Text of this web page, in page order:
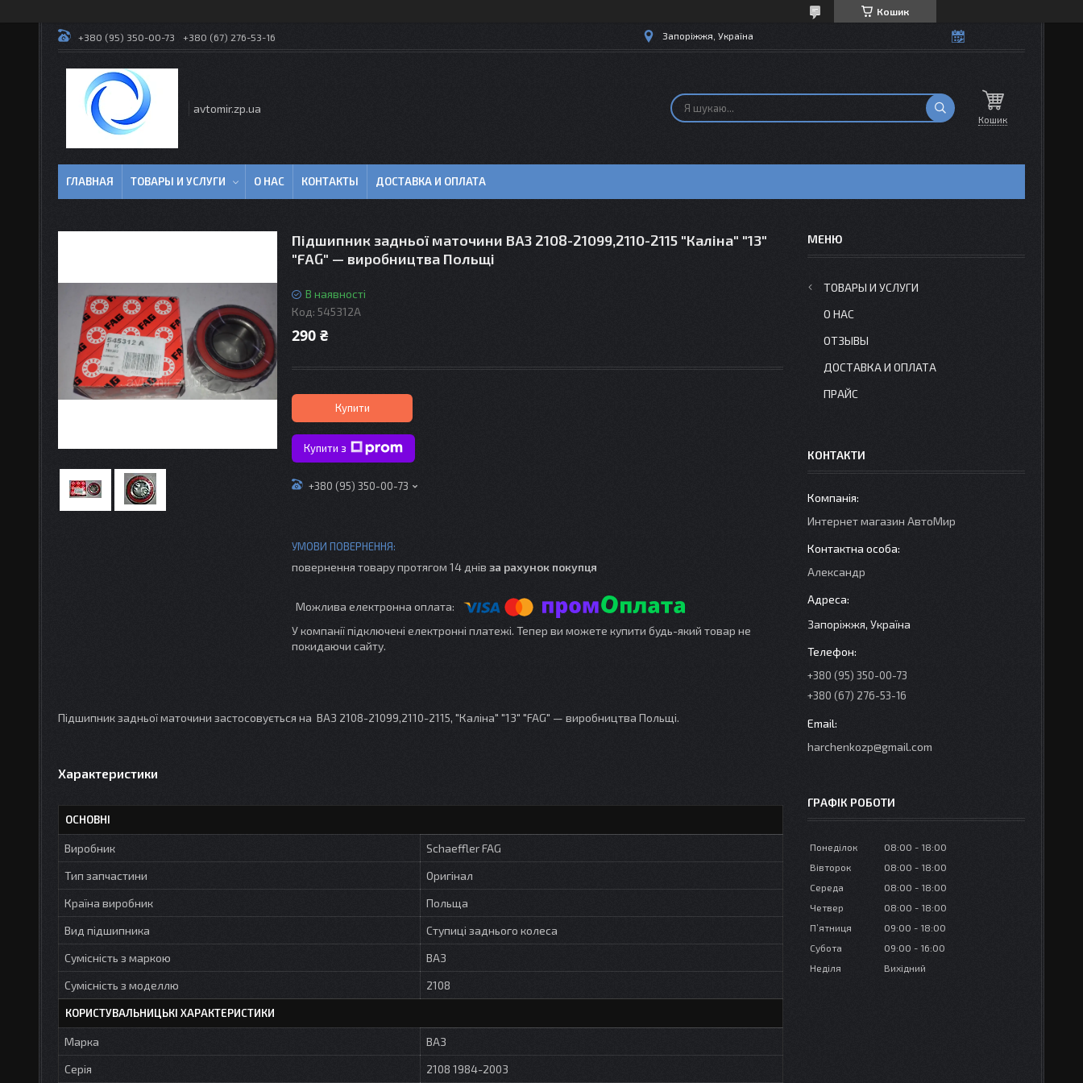
Кошик
+380 (95) 350-00-73 +380 (67) 276-53-16 Запоріжжя, Україна
avtomir.zp.ua
Кошик
ГЛАВНАЯ ТОВАРЫ И УСЛУГИ О НАС КОНТАКТЫ ДОСТАВКА И ОПЛАТА
Підшипник задньої маточини ВАЗ 2108-21099,2110-2115 "Каліна" "13"
"FAG" — виробництва Польщі
В наявності
Код: 545312А
290 ₴
Купити
Купити з
+380 (95) 350-00-73
повернення товару протягом 14 днів за рахунок покупця
У компанії підключені електронні платежі. Тепер ви можете купити будь-який товар не
покидаючи сайту.
Підшипник задньої маточини застосовується на ВАЗ 2108-21099,2110-2115, "Каліна" "13" "FAG" — виробництва Польщі.
Характеристики
ОСНОВНІ
Виробник
Schaeffler FAG
Тип запчастини
Оригінал
Країна виробник
Польща
Вид підшипника
Ступиці заднього колеса
Сумісність з маркою
ВАЗ
Сумісність з моделлю
2108
КОРИСТУВАЛЬНИЦЬКІ ХАРАКТЕРИСТИКИ
Марка
ВАЗ
Серія
2108 1984-2003
ТОВАРЫ И УСЛУГИ
О НАС
ОТЗЫВЫ
ДОСТАВКА И ОПЛАТА
ПРАЙС
КОНТАКТИ
Интернет магазин АвтоМир
Александр
Запоріжжя, Україна
+380 (95) 350-00-73
+380 (67) 276-53-16
harchenkozp@gmail.com
ГРАФІК РОБОТИ
Понеділок 08:00
18:00
Вівторок
08:00
18:00
Середа
08:00
18:00
Четвер
08:00
18:00
Пʼятниця
09:00
18:00
Субота
09:00
16:00
Неділя
Вихідний